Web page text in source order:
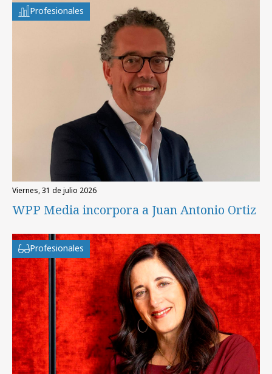
Profesionales
viernes, 31 de julio 2026
WPP Media incorpora a Juan Antonio Ortiz
Profesionales